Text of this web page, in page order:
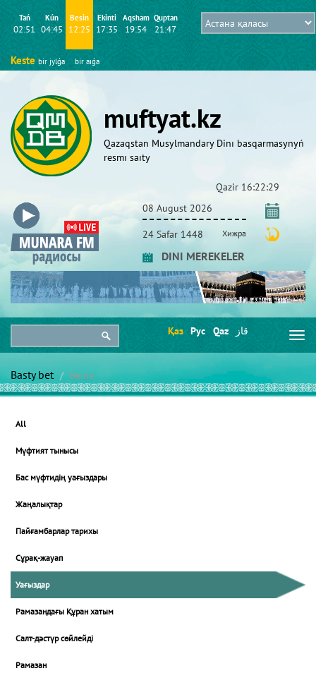
Tań
02:51
Kún
04:45
Besіn
12:25
Ekіntі
17:35
Aqsham
19:54
Quptan
21:47
Keste bіr jylǵa bіr aıǵa
muftyat.kz
Qazaqstan Musylmandary Dіnı basqarmasynyń
resmı saıty
Qazіr 16:22:30
08 August 2026
24 Safar 1448 Хижра
DINI MEREKELER
Қаз Рус Qaz قاز
Basty bet Beıne
All
Мүфтият тынысы
Бас мүфтидің уағыздары
Жаңалықтар
Пайғамбарлар тарихы
Сұрақ-жауап
Уағыздар
Рамазандағы Құран хатым
Салт-дәстүр сөйлейді
Рамазан